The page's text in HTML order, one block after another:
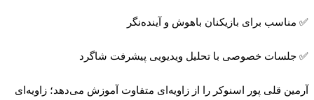
✅ مناسب برای بازیکنان باهوش و آینده‌نگر
✅ جلسات خصوصی با تحلیل ویدیویی پیشرفت شاگرد
آرمین قلی پور اسنوکر را از زاویه‌ای متفاوت آموزش می‌دهد؛ زاویه‌ای